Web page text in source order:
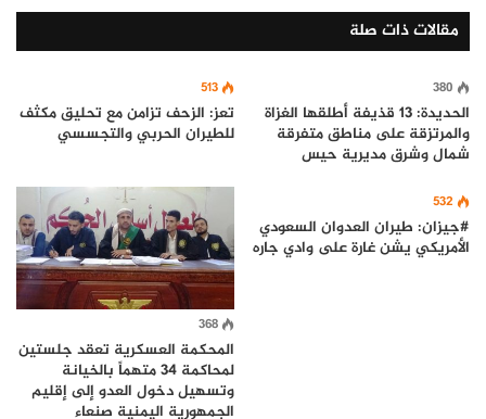
مقالات ذات صلة
380
الحديدة: 13 قذيفة أطلقها الغزاة
والمرتزقة على مناطق متفرقة
شمال وشرق مديرية حيس
513
تعز: الزحف تزامن مع تحليق مكثف
للطيران الحربي والتجسسي
532
#جيزان: طيران العدوان السعودي
الأمريكي يشن غارة على وادي جاره
368
المحكمة العسكرية تعقد جلستين
لمحاكمة 34 متهماً بالخيانة
وتسهيل دخول العدو إلى إقليم
الجمهورية اليمنية صنعاء